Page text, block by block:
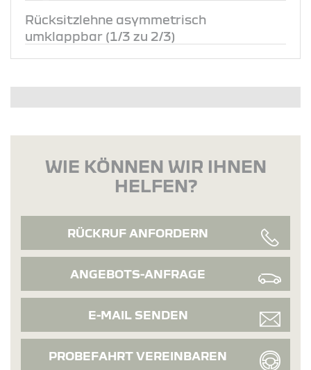
Rücksitzlehne asymmetrisch
umklappbar (1/3 zu 2/3)
WIE KÖNNEN WIR IHNEN
HELFEN?
RÜCKRUF ANFORDERN
ANGEBOTS-ANFRAGE
E-MAIL SENDEN
PROBEFAHRT VEREINBAREN